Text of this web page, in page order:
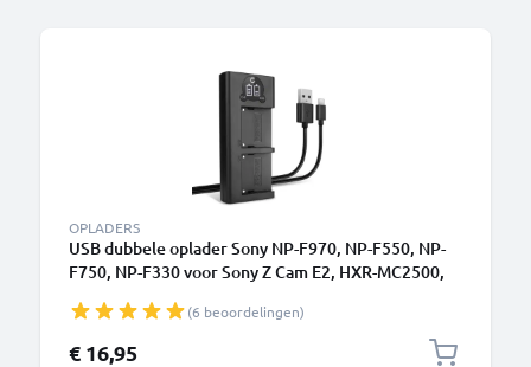
OPLADERS
USB dubbele oplader Sony NP-F970, NP-F550, NP-
F750, NP-F330 voor Sony Z Cam E2, HXR-MC2500,
camcorder
(6 beoordelingen)
€ 16,95